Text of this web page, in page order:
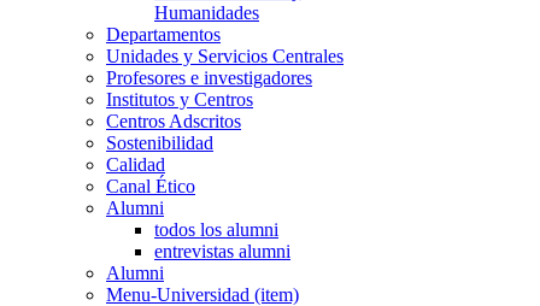
Humanidades
Departamentos
Unidades y Servicios Centrales
Profesores e investigadores
Institutos y Centros
Centros Adscritos
Sostenibilidad
Calidad
Canal Ético
Alumni
todos los alumni
entrevistas alumni
Alumni
Menu-Universidad (item)